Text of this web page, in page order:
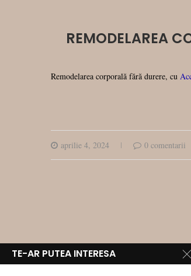
REMODELAREA
Remodelarea corporală fără durere, cu
aprilie 4, 2024 0 comentarii
TE-AR PUTEA INTERESA